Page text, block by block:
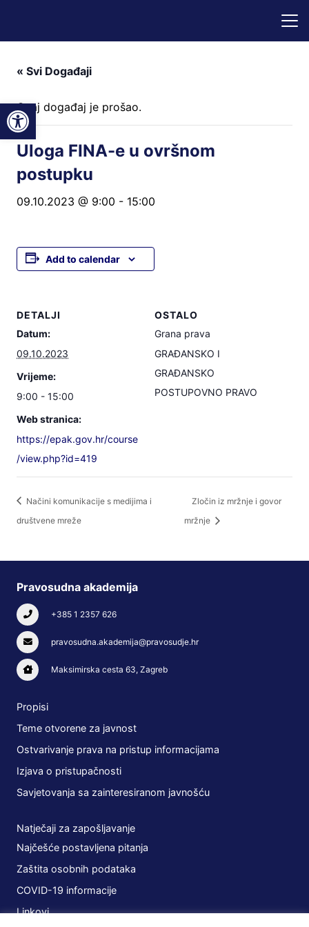
« Svi Događaji
Ovaj događaj je prošao.
Uloga FINA-e u ovršnom
postupku
09.10.2023 @ 9:00 - 15:00
Add to calendar
DETALJI
Datum:
09.10.2023
Vrijeme:
9:00 - 15:00
Web stranica:
https://epak.gov.hr/course
/view.php?id=419
OSTALO
Grana prava
GRAĐANSKO I
GRAĐANSKO
POSTUPOVNO PRAVO
Načini komunikacije s medijima i
društvene mreže
Zločin iz mržnje i govor
mržnje
Pravosudna akademija
+385 1 2357 626
pravosudna.akademija@pravosudje.hr
Maksimirska cesta 63, Zagreb
Propisi
Teme otvorene za javnost
Ostvarivanje prava na pristup informacijama
Izjava o pristupačnosti
Savjetovanja sa zainteresiranom javnošću
Natječaji za zapošljavanje
Najčešće postavljena pitanja
Zaštita osobnih podataka
COVID-19 informacije
Linkovi
Open toolbar